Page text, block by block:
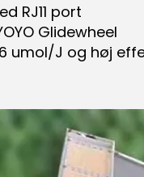
RJ11 port
Glidewheel
umol/J og høj